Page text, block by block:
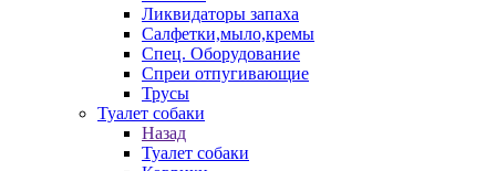
Ликвидаторы запаха
Салфетки,мыло,кремы
Спец. Оборудование
Спреи отпугивающие
Трусы
Туалет собаки
Назад
Туалет собаки